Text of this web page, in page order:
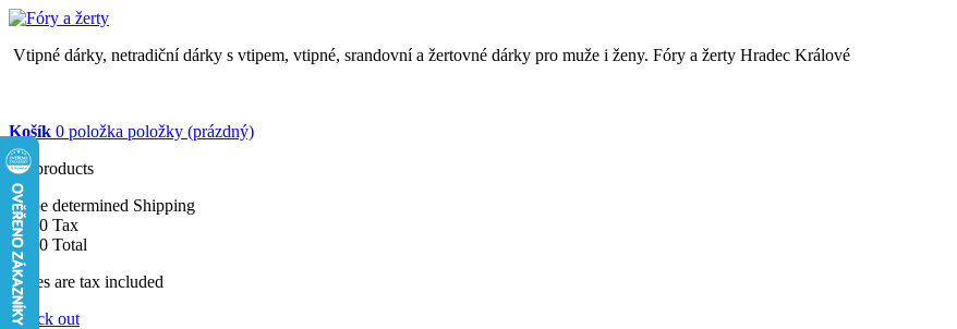
Vtipné dárky, netradiční dárky s vtipem, vtipné, srandovní a žertovné dárky pro muže i ženy. Fóry a žerty Hradec Králové
Košík 0 položka položky (prázdný)
No products
To be determined Shipping
$0.00 Tax
$0.00 Total
Prices are tax included
Check out